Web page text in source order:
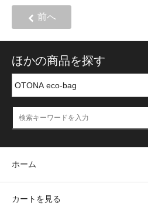
前へ
ほかの商品を探す
ホーム
カートを見る